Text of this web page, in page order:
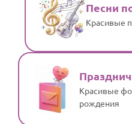
Песни
Красивые
Красивые
рождения